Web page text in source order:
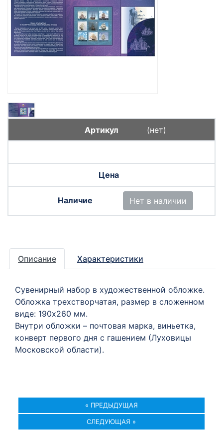
(нет)
Нет в наличии
Описание Характеристики
Сувенирный набор в художественной обложке.
Обложка трехстворчатая, размер в сложенном
виде: 190х260 мм.
Внутри обложки – почтовая марка, виньетка,
конверт первого дня с гашением (Луховицы
Московской области).
« ПРЕДЫДУЩАЯ
СЛЕДУЮЩАЯ »